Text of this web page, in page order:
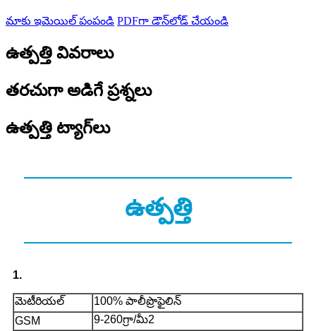
మాకు ఇమెయిల్ పంపండి PDFగా డౌన్‌లోడ్ చేయండి
ఉత్పత్తి వివరాలు
తరచుగా అడిగే ప్రశ్నలు
ఉత్పత్తి ట్యాగ్‌లు
ఉత్పత్తి
1.
మెటీరియల్
100% పాలీప్రొఫైలిన్
GSM
9-260గ్రా/మీ2